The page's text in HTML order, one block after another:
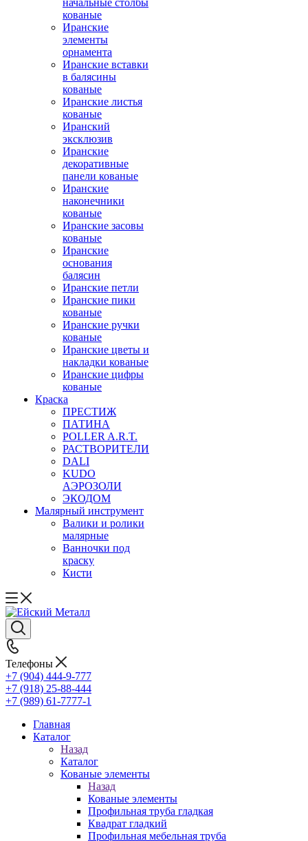
начальные столбы
кованые
Иранские
элементы
орнамента
Иранские вставки
в балясины
кованые
Иранские листья
кованые
Иранский
эксклюзив
Иранские
декоративные
панели кованые
Иранские
наконечники
кованые
Иранские засовы
кованые
Иранские
основания
балясин
Иранские петли
Иранские пики
кованые
Иранские ручки
кованые
Иранские цветы и
накладки кованые
Иранские цифры
кованые
Краска
ПРЕСТИЖ
ПАТИНА
POLLER A.R.T.
РАСТВОРИТЕЛИ
DALI
KUDO
АЭРОЗОЛИ
ЭКОДОМ
Малярный инструмент
Валики и ролики
малярные
Ванночки под
краску
Кисти
Телефоны
+7 (904) 444-9-777
+7 (918) 25-88-444
+7 (989) 61-7777-1
Главная
Каталог
Назад
Каталог
Кованые элементы
Назад
Кованые элементы
Профильная труба гладкая
Квадрат гладкий
Профильная мебельная труба